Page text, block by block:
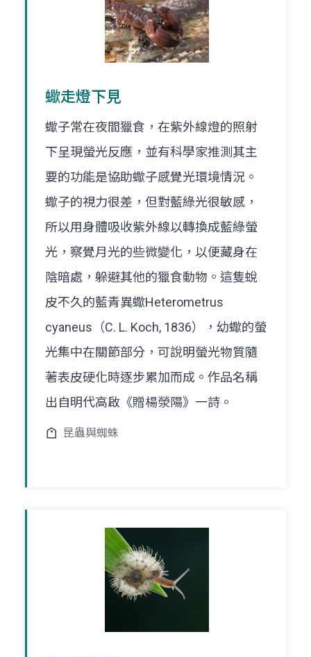
蠍走燈下見
蠍子常在夜間獵食，在紫外線燈的照射
下呈現螢光反應，並有科學家推測其主
要的功能是協助蠍子感覺光環境情況。
蠍子的視力很差，但對藍綠光很敏感，
所以用身體吸收紫外線以轉換成藍綠螢
光，察覺月光的些微變化，以便藏身在
陰暗處，躲避其他的獵食動物。這隻蛻
皮不久的藍青異蠍Heterometrus
cyaneus（C. L. Koch, 1836），幼蠍的螢
光集中在關節部分，可說明螢光物質隨
著表皮硬化時逐步累加而成。作品名稱
出自明代高啟《贈楊滎陽》一詩。
昆蟲與蜘蛛